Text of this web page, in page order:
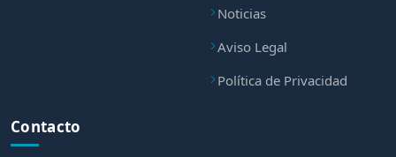
Noticias
Aviso Legal
Política de Privacidad
Contacto